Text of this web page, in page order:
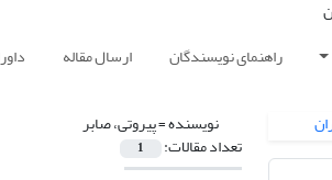
راهنمای نویسندگان ارسال مقاله
نویسنده =پیروتی، صابر
تعداد مقالات: 1